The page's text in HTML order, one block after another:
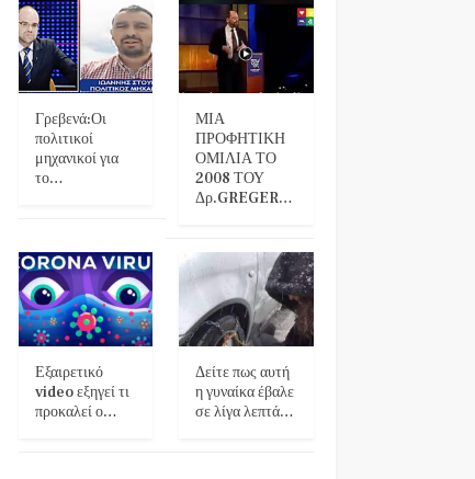
Γρεβενά:Οι
πολιτικοί
μηχανικοί για
το…
ΜΙΑ
ΠΡΟΦΗΤΙΚΗ
ΟΜΙΛΙΑ ΤΟ
2008 ΤΟΥ
Δρ.GREGER…
Εξαιρετικό
video εξηγεί τι
προκαλεί ο…
Δείτε πως αυτή
η γυναίκα έβαλε
σε λίγα λεπτά…